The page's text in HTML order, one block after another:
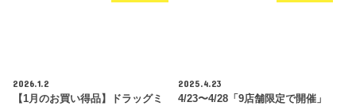
2026.1.2
【1月のお買い得品】ドラッグミ
2025.4.23
4/23〜4/28「9店舗限定で開催」